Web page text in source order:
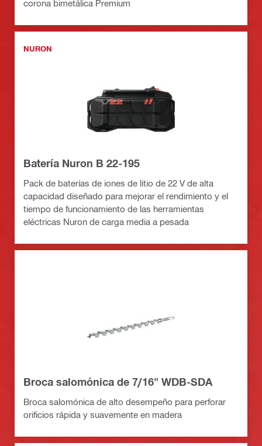
corona bimetálica Premium
NURON
Batería Nuron B 22-195
Pack de baterías de iones de litio de 22 V de alta
capacidad diseñado para mejorar el rendimiento y el
tiempo de funcionamiento de las herramientas
eléctricas Nuron de carga media a pesada
Broca salomónica de 7/16" WDB-SDA
Broca salomónica de alto desempeño para perforar
orificios rápida y suavemente en madera